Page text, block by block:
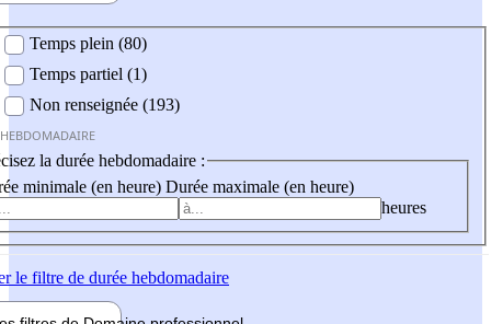
Temps plein (80)
Temps partiel (1)
Non renseignée (193)
la durée hebdomadaire :
minimale (en heure) Durée maximale (en heure)
heures
le filtre de durée hebdomadaire